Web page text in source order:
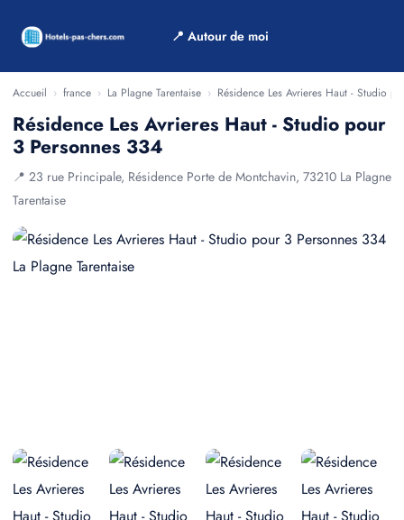
📍 Autour de moi
Accueil › france › La Plagne Tarentaise › Résidence Les Avrieres Haut - Studio
Résidence Les Avrieres Haut - Studio pour
3 Personnes 334
📍 23 rue Principale, Résidence Porte de Montchavin, 73210 La Plagne
Tarentaise